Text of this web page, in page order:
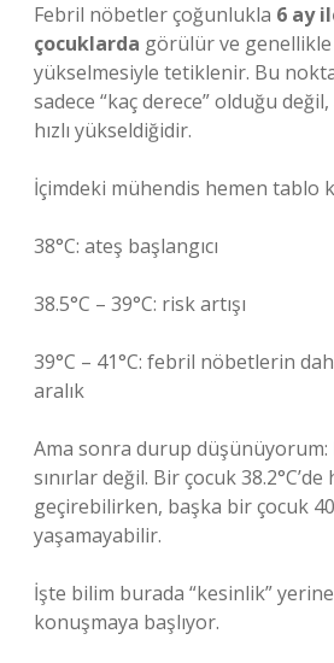
Febril nöbetler çoğunlukla 6 ay
çocuklarda görülür ve genellikle
yükselmesiyle tetiklenir. Bu
sadece “kaç derece” olduğu
hızlı yükseldiğidir.
İçimdeki mühendis hemen tablo
38°C: ateş başlangıcı
38.5°C – 39°C: risk artışı
39°C – 41°C: febril nöbetlerin
aralık
Ama sonra durup
sınırlar değil. Bir çocuk 38.2°C’de
geçirebilirken, başka bir çocuk
yaşamayabilir.
İşte bilim burada “kesinlik” yerine
konuşmaya başlıyor.